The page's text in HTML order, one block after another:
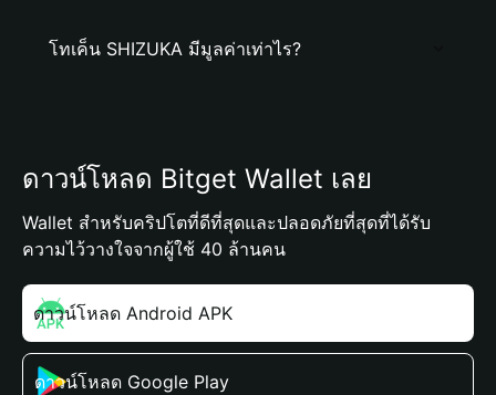
โทเค็น SHIZUKA มีมูลค่าเท่าไร?
ดาวน์โหลด Bitget Wallet เลย
Wallet สำหรับคริปโตที่ดีที่สุดและปลอดภัยที่สุดที่ได้รับ
ความไว้วางใจจากผู้ใช้ 40 ล้านคน
ดาวน์โหลด Android APK
ดาวน์โหลด Google Play